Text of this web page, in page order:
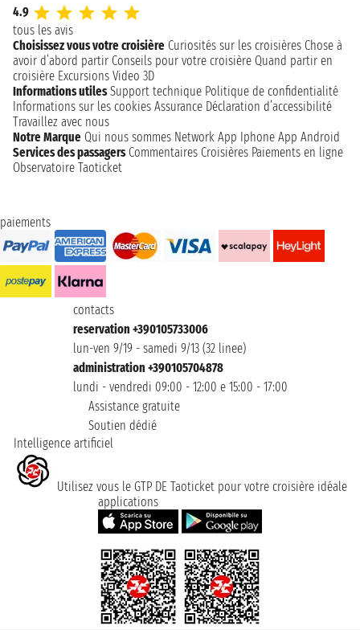
4.9
tous les avis
Choisissez vous votre croisière Curiosités sur les croisières Chose à
avoir d’abord partir Conseils pour votre croisière Quand partir en
croisière Excursions Video 3D
Informations utiles Support technique Politique de confidentialité
Informations sur les cookies Assurance Déclaration d’accessibilité
Travaillez avec nous
Notre Marque Qui nous sommes Network App Iphone App Android
Services des passagers Commentaires Croisières Paiements en ligne
Observatoire Taoticket
paiements
contacts
reservation +390105733006
lun-ven 9/19 - samedi 9/13 (32 linee)
administration +390105704878
lundi - vendredi 09:00 - 12:00 e 15:00 - 17:00
Assistance gratuite
Soutien dédié
Intelligence artificiel
Utilisez vous le GTP DE Taoticket pour votre croisière idéale
applications